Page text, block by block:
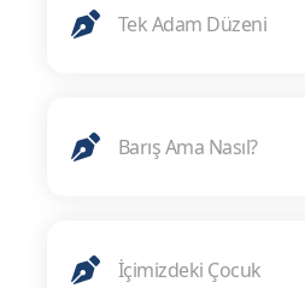
Tek Adam Düzeni
Barış Ama Nasıl?
İçimizdeki Çocuk